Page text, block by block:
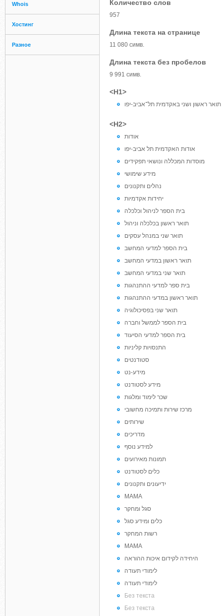
Whois
Хостинг
Разное
Количество слов
957
Длина текста на странице
11 080 симв.
Длина текста без пробелов
9 991 симв.
<H1>
תואר ראשון ושני באקדמית תל־אביב-יפו
<H2>
אודות
אודות האקדמית תל אביב-יפו
מוסדות המכללה ונושאי תפקידים
מידע שימושי
נהלים ותקנונים
יחידות אקדמיות
בית הספר לניהול וכלכלה
תואר ראשון בכלכלה וניהול
תואר שני במנהל עסקים
בית הספר למדעי המחשב
תואר ראשון במדעי המחשב
תואר שני במדעי המחשב
בית ספר למדעי ההתנהגות
תואר ראשון במדעי ההתנהגות
תואר שני בפסיכולוגיה
בית הספר לממשל וחברה
בית הספר למדעי הסיעוד
התנסויות קליניות
סטודנטים
מידע-נט
מידע לסטודנט
שכר לימוד ומלגות
מרכז שירות ותמיכה מחשובי
שירותים
מדריכים
למידע נוסף
תמונות מאירועים
כלים לסטודנט
ידיעונים ותקנונים
MAMA
סגל ומחקר
כלים ומידע סגל
רשות המחקר
MAMA
היחידה לקידום איכות ההוראה
לימודי תעודה
לימודי תעודה
Без текста
Без текста